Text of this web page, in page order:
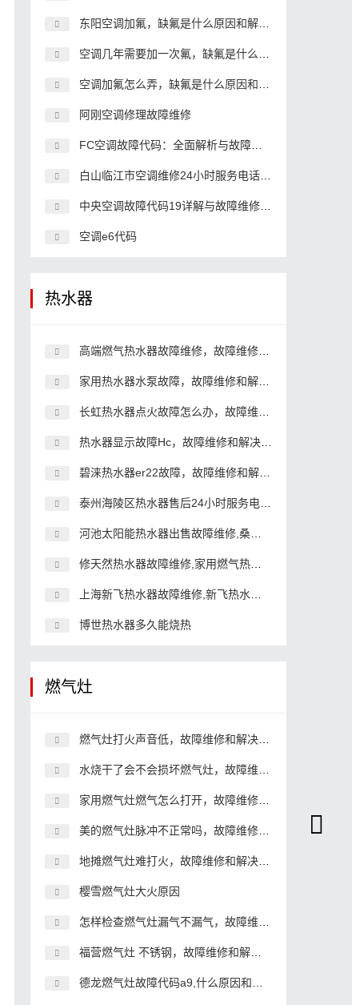
东阳空调加氟，缺氟是什么原因和解决办法
空调几年需要加一次氟，缺氟是什么原因和解决办法
空调加氟怎么弄，缺氟是什么原因和解决办法
阿刚空调修理故障维修
FC空调故障代码：全面解析与故障排除
白山临江市空调维修24小时服务电话,空调客服中心电话
中央空调故障代码19详解与故障维修方案
空调e6代码
热水器
高端燃气热水器故障维修，故障维修和解决办法
家用热水器水泵故障，故障维修和解决办法
长虹热水器点火故障怎么办，故障维修和解决办法
热水器显示故障Hc，故障维修和解决办法
碧涞热水器er22故障，故障维修和解决办法
泰州海陵区热水器售后24小时服务电话,热水器客服中心电话
河池太阳能热水器出售故障维修,桑乐太阳能故障维修
修天然热水器故障维修,家用燃气热水器故障维修
上海新飞热水器故障维修,新飞热水器故障维修服务故障维修是多
博世热水器多久能烧热
燃气灶
燃气灶打火声音低，故障维修和解决办法
水烧干了会不会损坏燃气灶，故障维修和解决办法
家用燃气灶燃气怎么打开，故障维修和解决办法
美的燃气灶脉冲不正常吗，故障维修和解决办法
地摊燃气灶难打火，故障维修和解决办法
樱雪燃气灶大火原因
怎样检查燃气灶漏气不漏气，故障维修和解决办法
福营燃气灶 不锈钢，故障维修和解决办法
德龙燃气灶故障代码a9,什么原因和解决办法